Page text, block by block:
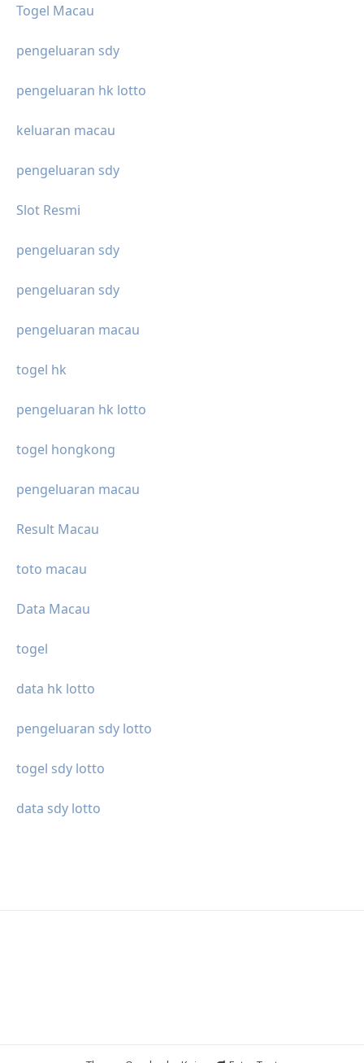
Togel Macau
pengeluaran sdy
pengeluaran hk lotto
keluaran macau
pengeluaran sdy
Slot Resmi
pengeluaran sdy
pengeluaran sdy
pengeluaran macau
togel hk
pengeluaran hk lotto
togel hongkong
pengeluaran macau
Result Macau
toto macau
Data Macau
togel
data hk lotto
pengeluaran sdy lotto
togel sdy lotto
data sdy lotto